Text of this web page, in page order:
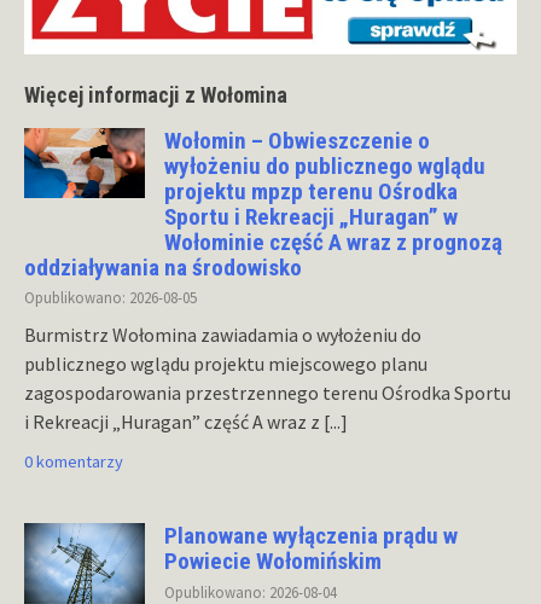
Więcej informacji z Wołomina
Wołomin – Obwieszczenie o
wyłożeniu do publicznego wglądu
projektu mpzp terenu Ośrodka
Sportu i Rekreacji „Huragan” w
Wołominie część A wraz z prognozą
oddziaływania na środowisko
Opublikowano: 2026-08-05
Burmistrz Wołomina zawiadamia o wyłożeniu do
publicznego wglądu projektu miejscowego planu
zagospodarowania przestrzennego terenu Ośrodka Sportu
i Rekreacji „Huragan” część A wraz z [...]
0 komentarzy
Planowane wyłączenia prądu w
Powiecie Wołomińskim
Opublikowano: 2026-08-04